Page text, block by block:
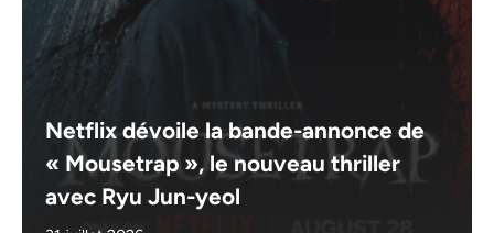
Netflix dévoile la bande-annonce de
« Mousetrap », le nouveau thriller
avec Ryu Jun-yeol